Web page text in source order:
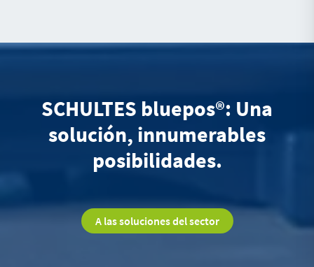
SCHULTES bluepos®: Una
solución, innumerables
posibilidades.
A las soluciones del sector